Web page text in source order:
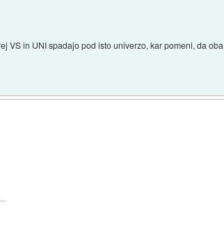
VS in UNI spadajo pod isto univerzo, kar pomeni, da